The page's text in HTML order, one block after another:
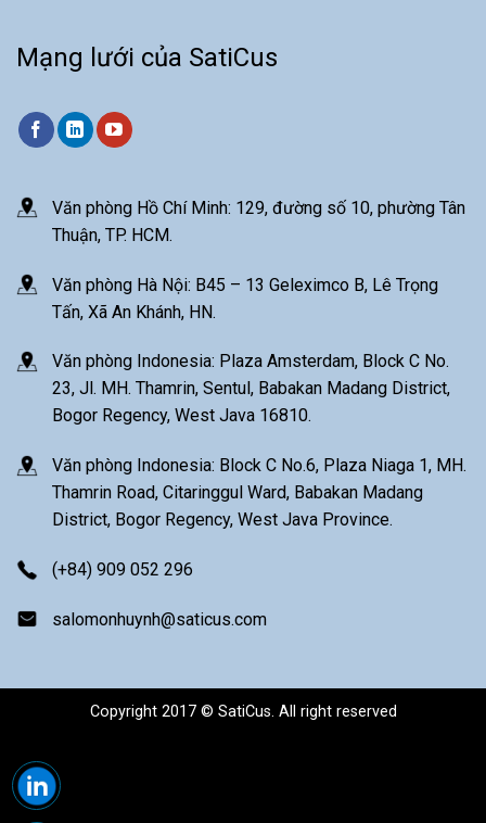
Mạng lưới của SatiCus
Văn phòng Hồ Chí Minh: 129, đường số 10, phường Tân
Thuận, TP. HCM.
Văn phòng Hà Nội: B45 – 13 Geleximco B, Lê Trọng
Tấn, Xã An Khánh, HN.
Văn phòng Indonesia: Plaza Amsterdam, Block C No.
23, Jl. MH. Thamrin, Sentul, Babakan Madang District,
Bogor Regency, West Java 16810.
Văn phòng Indonesia: Block C No.6, Plaza Niaga 1, MH.
Thamrin Road, Citaringgul Ward, Babakan Madang
District, Bogor Regency, West Java Province.
(+84) 909 052 296
salomonhuynh@saticus.com
Copyright 2017 © SatiCus. All right reserved